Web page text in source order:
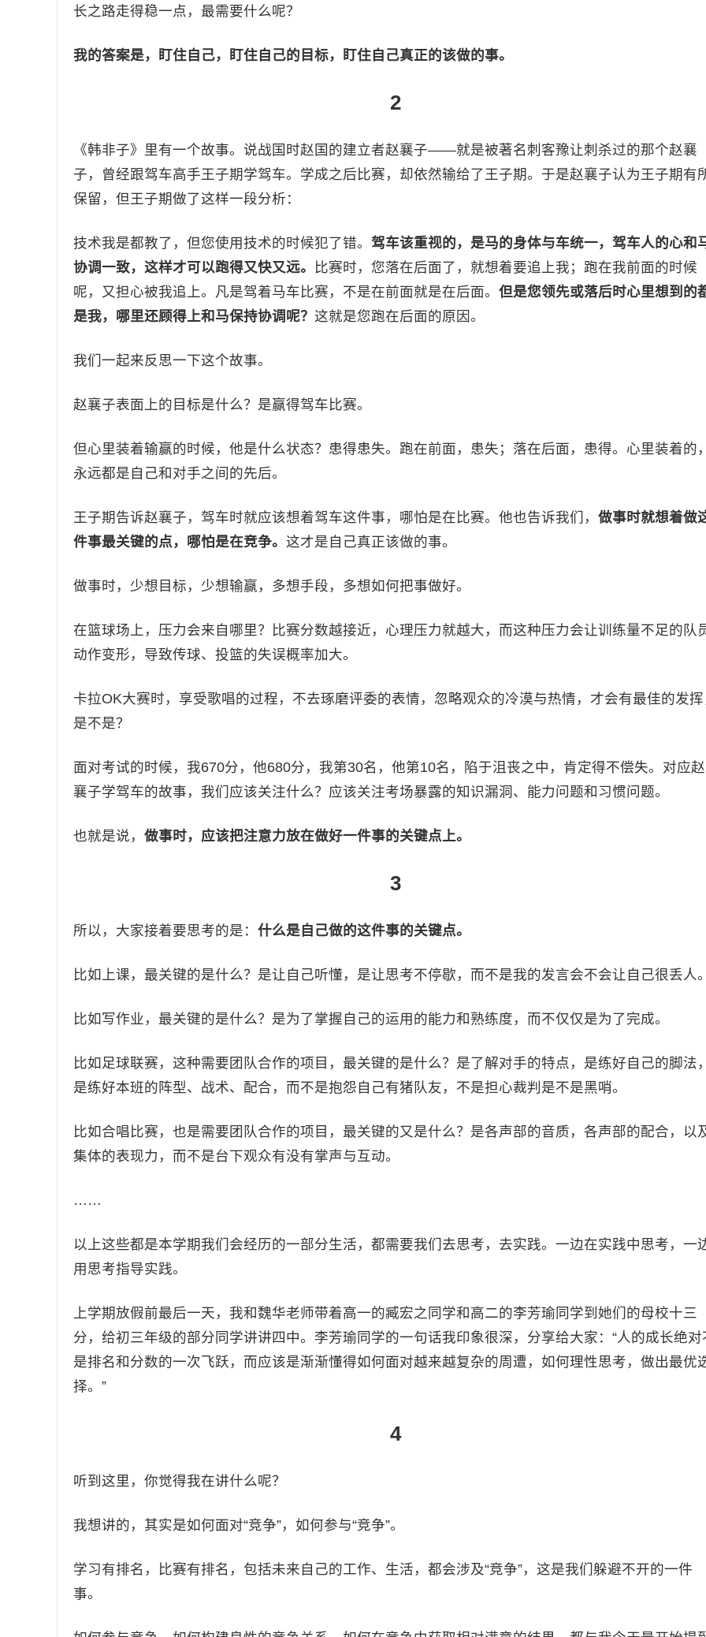
长之路走得稳一点，最需要什么呢？
我的答案是，盯住自己，盯住自己的目标，盯住自己真正的该做的事。
2
《韩非子》里有一个故事。说战国时赵国的建立者赵襄子——就是被著名刺客豫让刺杀过的那个赵襄
子，曾经跟驾车高手王子期学驾车。学成之后比赛，却依然输给了王子期。于是赵襄子认为王子期有
保留，但王子期做了这样一段分析：
技术我是都教了，但您使用技术的时候犯了错。 驾车该重视的，是马的身体与车统一，驾车人的心和
协调一致，这样才可以跑得又快又远。 比赛时，您落在后面了，就想着要追上我；跑在我前面的时候
呢，又担心被我追上。凡是驾着马车比赛，不是在前面就是在后面。 但是您领先或落后时心里想到的
是我，哪里还顾得上和马保持协调呢？ 这就是您跑在后面的原因。
我们一起来反思一下这个故事。
赵襄子表面上的目标是什么？是赢得驾车比赛。
但心里装着输赢的时候，他是什么状态？患得患失。跑在前面，患失；落在后面，患得。心里装着的
永远都是自己和对手之间的先后。
王子期告诉赵襄子，驾车时就应该想着驾车这件事，哪怕是在比赛。他也告诉我们， 做事时就想着做
件事最关键的点，哪怕是在竞争。 这才是自己真正该做的事。
做事时，少想目标，少想输赢，多想手段，多想如何把事做好。
在篮球场上，压力会来自哪里？比赛分数越接近，心理压力就越大，而这种压力会让训练量不足的队
动作变形，导致传球、投篮的失误概率加大。
卡拉OK大赛时，享受歌唱的过程，不去琢磨评委的表情，忽略观众的冷漠与热情，才会有最佳的发
是不是？
面对考试的时候，我670分，他680分，我第30名，他第10名，陷于沮丧之中，肯定得不偿失。对应赵
襄子学驾车的故事，我们应该关注什么？应该关注考场暴露的知识漏洞、能力问题和习惯问题。
也就是说， 做事时，应该把注意力放在做好一件事的关键点上。
3
所以，大家接着要思考的是： 什么是自己做的这件事的关键点。
比如上课，最关键的是什么？是让自己听懂，是让思考不停歇，而不是我的发言会不会让自己很丢人
比如写作业，最关键的是什么？是为了掌握自己的运用的能力和熟练度，而不仅仅是为了完成。
比如足球联赛，这种需要团队合作的项目，最关键的是什么？是了解对手的特点，是练好自己的脚法
是练好本班的阵型、战术、配合，而不是抱怨自己有猪队友，不是担心裁判是不是黑哨。
比如合唱比赛，也是需要团队合作的项目，最关键的又是什么？是各声部的音质，各声部的配合，以
集体的表现力，而不是台下观众有没有掌声与互动。
……
以上这些都是本学期我们会经历的一部分生活，都需要我们去思考，去实践。一边在实践中思考，一
用思考指导实践。
上学期放假前最后一天，我和魏华老师带着高一的臧宏之同学和高二的李芳瑜同学到她们的母校十三
分，给初三年级的部分同学讲讲四中。李芳瑜同学的一句话我印象很深，分享给大家：“人的成长绝对
是排名和分数的一次飞跃，而应该是渐渐懂得如何面对越来越复杂的周遭，如何理性思考，做出最优
择。”
4
听到这里，你觉得我在讲什么呢？
我想讲的，其实是如何面对“竞争”，如何参与“竞争”。
学习有排名，比赛有排名，包括未来自己的工作、生活，都会涉及“竞争”，这是我们躲避不开的一件
事。